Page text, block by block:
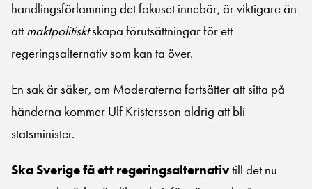
handlingsförlamning det fokuset innebär, är viktigare än
att maktpolitisktskapa förutsättningar för ett
regeringsalternativ som kan ta över.
En sak är säker, om Moderaterna fortsätter att sitta på
händerna kommer Ulf Kristersson aldrig att bli
statsminister.
Ska Sverige få ett regeringsalternativtill det nu